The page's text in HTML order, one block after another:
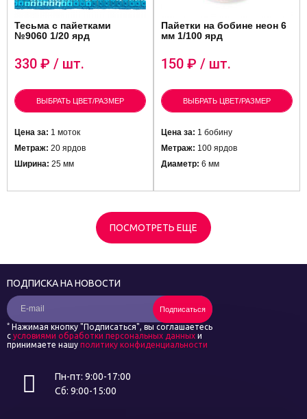
Тесьма с пайетками
№9060 1/20 ярд
330 ₽ / шт.
ВЫБРАТЬ ЦВЕТ/РАЗМЕР
Цена за: 1 моток
Метраж: 20 ярдов
Ширина: 25 мм
Пайетки на бобине неон 6
мм 1/100 ярд
150 ₽ / шт.
ВЫБРАТЬ ЦВЕТ/РАЗМЕР
Цена за: 1 бобину
Метраж: 100 ярдов
Диаметр: 6 мм
ПОСМОТРЕТЬ ЕЩЕ
Пн-пт: 9:00-17:00
Сб: 9:00-15:00
ПОДПИСКА НА НОВОСТИ
Подписаться
* Нажимая кнопку "Подписаться", вы соглашаетесь
с условиями обработки персональных данных и
принимаете нашу политику конфиденциальности